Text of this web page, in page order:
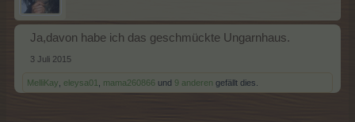
Ja,davon habe ich das geschmückte Ungarnhaus.
3 Juli 2015
MelliKay eleysa01 mama260866 und 9 anderen gefällt dies.